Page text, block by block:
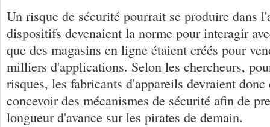
Un risque de sécurité pourrait se produire dans
dispositifs devenaient la norme pour interagir
que des magasins en ligne étaient créés pour
milliers d'applications. Selon les chercheurs,
risques, les fabricants d'appareils devraient donc
concevoir des mécanismes de sécurité afin de
longueur d'avance sur les pirates de demain.